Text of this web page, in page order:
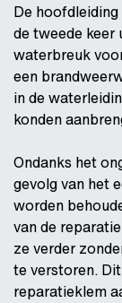
De
de tweede keer
waterbreuk
een
in de
konden
Ondanks het
gevolg van het
worden
van de
ze verder
te verstoren.
reparatieklem